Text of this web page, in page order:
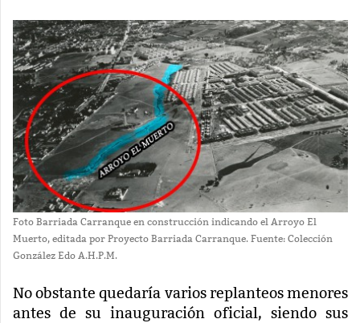
Foto Barriada Carranque en construcción indicando el Arroyo El
Muerto, editada por Proyecto Barriada Carranque. Fuente: Colección
González Edo A.H.P.M.
No obstante quedaría varios replanteos menores
antes de su inauguración oficial, siendo sus